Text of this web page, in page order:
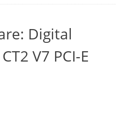
Digital
V7 PCI-E